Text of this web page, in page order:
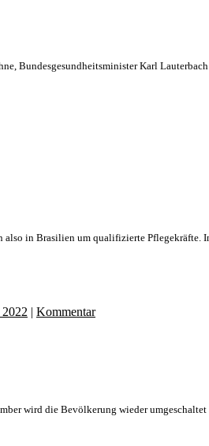
Bundesgesundheitsminister Karl
in Brasilien um qualifizierte Pflegekräfte.
| Kommentar
wird die Bevölkerung wieder